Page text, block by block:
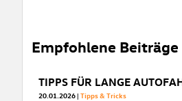
Empfohlene Beiträge
20.01.2026 Tipps & Tricks